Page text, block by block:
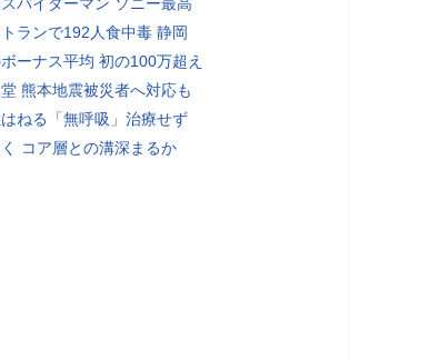
ランで192人食中毒 静岡
ーナス平均 初の100万超え
熊本地震被災者へ対応も
ねる「無呼吸」治療せず
コア層との溝深まるか